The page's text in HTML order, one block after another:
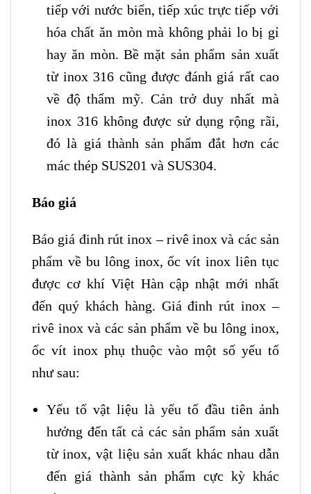
tiếp với nước biển, tiếp xúc trực tiếp với
hóa chất ăn mòn mà không phải lo bị gỉ
hay ăn mòn. Bề mặt sản phẩm sản xuất
từ inox 316 cũng được đánh giá rất cao
về độ thẩm mỹ. Cản trở duy nhất mà
inox 316 không được sử dụng rộng rãi,
đó là giá thành sản phẩm đắt hơn các
mác thép SUS201 và SUS304.
Báo giá
Báo giá đinh rút inox – rivê inox và các sản
phẩm về bu lông inox, ốc vít inox liên tục
được cơ khí Việt Hàn cập nhật mới nhất
đến quý khách hàng. Giá đinh rút inox –
rivê inox và các sản phẩm về bu lông inox,
ốc vít inox phụ thuộc vào một số yếu tố
như sau:
Yếu tố vật liệu là yếu tố đầu tiên ảnh
hưởng đến tất cả các sản phẩm sản xuất
từ inox, vật liệu sản xuất khác nhau dẫn
đến giá thành sản phẩm cực kỳ khác